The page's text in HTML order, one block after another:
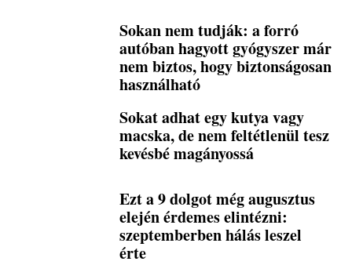
Sokan nem tudják: a forró
autóban hagyott gyógyszer már
nem biztos, hogy biztonságosan
használható
Sokat adhat egy kutya vagy
macska, de nem feltétlenül tesz
kevésbé magányossá
Ezt a 9 dolgot még augusztus
elején érdemes elintézni:
szeptemberben hálás leszel
érte